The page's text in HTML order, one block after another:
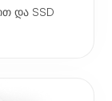
და SSD